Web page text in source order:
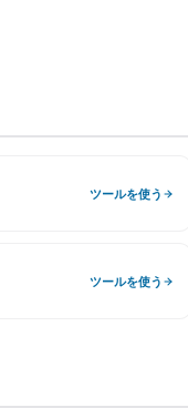
ツールを使う
ツールを使う